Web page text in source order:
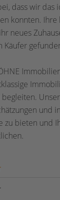
dass wir das
konnten.
neues
Käufer
und
zu bieten und